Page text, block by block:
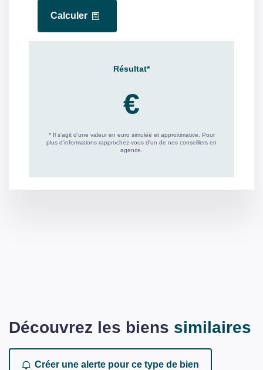
PUBLICITÉ
Découvrez les biens similaires
Créer une alerte pour ce type de bien